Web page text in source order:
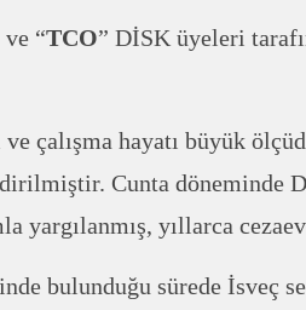
ve “TCO” DİSK üyeleri
çalışma hayatı büyük
Cunta döneminde
yargılanmış, yıllarca
bulunduğu sürede İsveç